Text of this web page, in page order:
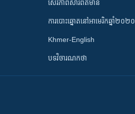
សេរីភាពសារព័ត៌មាន
ការបោះឆ្នោតនៅអាមេរិកឆ្នាំ២០២០
Khmer-English
បទវិចារណកថា